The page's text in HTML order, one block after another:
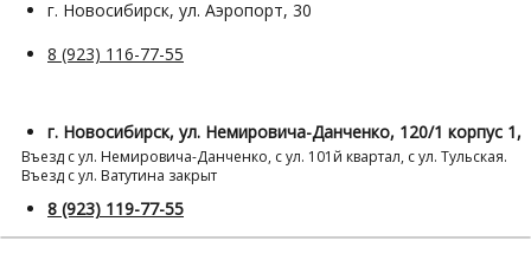
г. Новосибирск, ул. Аэропорт, 30
8 (923) 116-77-55
г. Новосибирск, ул. Немировича-Данченко, 120/1 корпус 1,
Въезд с ул. Немировича-Данченко, с ул. 101й квартал, с ул. Тульская.
Въезд с ул. Ватутина закрыт
8 (923) 119-77-55